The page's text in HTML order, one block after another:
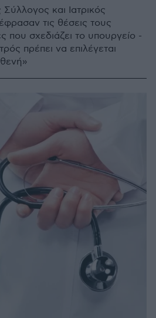
και Ιατρικός
τις θέσεις τους
που σχεδιάζει το υπουργείο -
πρέπει να επιλέγεται